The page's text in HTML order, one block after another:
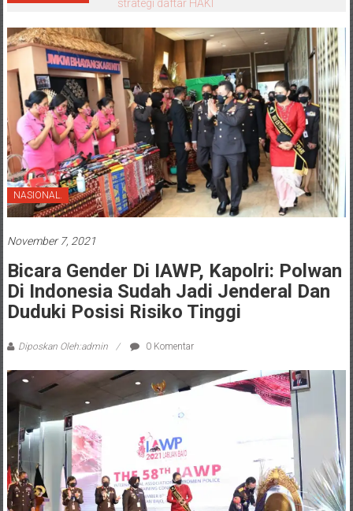
strategi daftar HAKI
NASIONAL.
November 7, 2021
Bicara Gender Di IAWP, Kapolri: Polwan
Di Indonesia Sudah Jadi Jenderal Dan
Duduki Posisi Risiko Tinggi
Diposkan Oleh:admin 0 Komentar